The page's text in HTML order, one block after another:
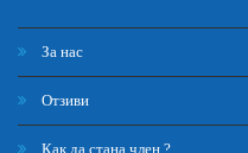
За нас
Отзиви
Как да стана член ?